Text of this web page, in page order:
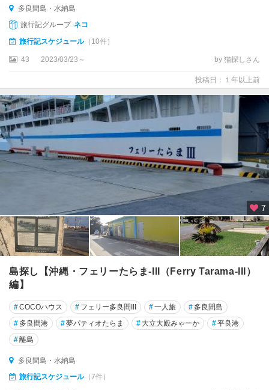
多良間島・水納島
旅行記グループ ネコ
旅行記スケジュール（10件）
43 2023/03/23～ by 猫探しさん
投稿日：１年以上前
7
島探し【沖縄・フェリーたらま-III（Ferry Tarama-III）
編】
#COCOハウス # フェリー多良間III #一人旅 # 多良間島
# 多良間港 #夢パティオたらま # 大立大殿みゃーか #平良港
#離島
多良間島・水納島
旅行記スケジュール（7件）